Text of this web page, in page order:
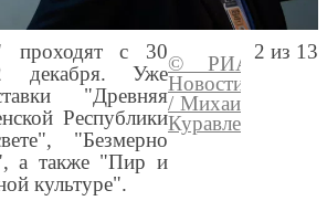
проходят с 30
декабря. Уже
"Древняя
Республики
"Безмерно
а также "Пир и
культуре".
© РИА
Новости
/ Михаил
Куравлев
2 из 13